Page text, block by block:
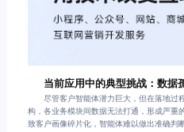
当前应用中的典型挑战：数据
尽管客户智能体潜力巨大，但在落地过程
构，各业务模块间数据无法打通，形成严重
致客户画像碎片化，智能体难以做出准确判